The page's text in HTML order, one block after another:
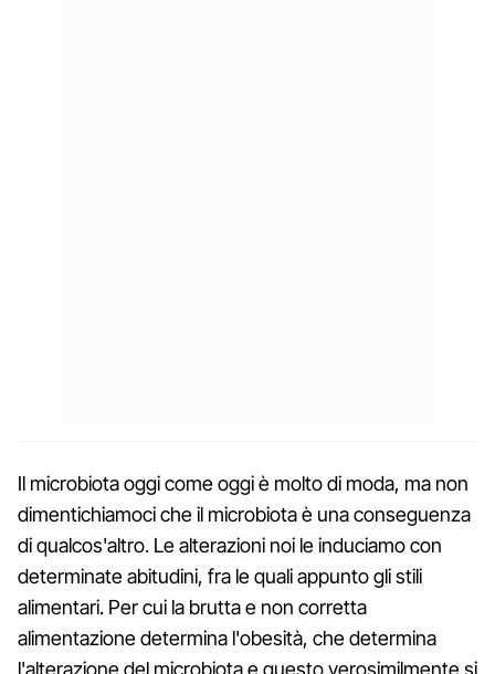
Il microbiota oggi come oggi è molto di moda, ma non
dimentichiamoci che il microbiota è una conseguenza
di qualcos'altro. Le alterazioni noi le induciamo con
determinate abitudini, fra le quali appunto gli stili
alimentari. Per cui la brutta e non corretta
alimentazione determina l'obesità, che determina
l'alterazione del microbiota e questo verosimilmente si